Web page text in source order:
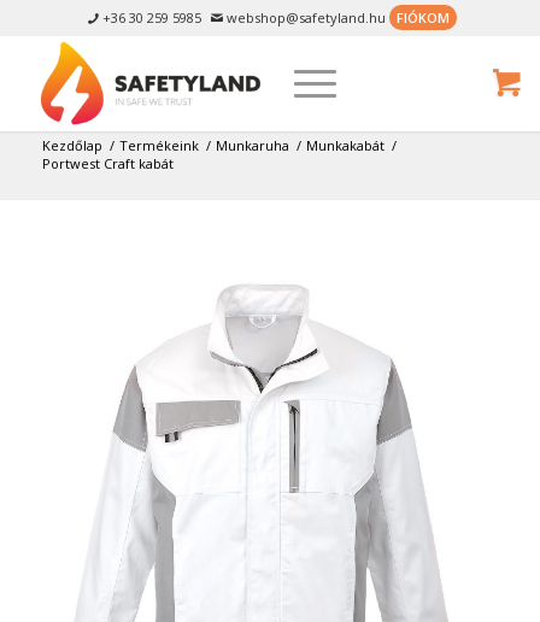
 +36 30 259 5985  webshop@safetyland.hu FIÓKOM
Kezdőlap / Termékeink / Munkaruha / Munkakabát /
Portwest Craft kabát